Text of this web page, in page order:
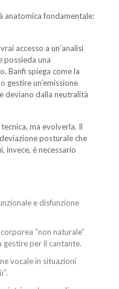
anatomica fondamentale:
accesso a un’analisi
possieda una
Banfi spiega come la
gestire un’emissione
deviano dalla neutralità
ma evolverla. Il
posturale che
invece, è necessario
e disfunzione
“non naturale”
gestire per il cantante.
vocale in situazioni